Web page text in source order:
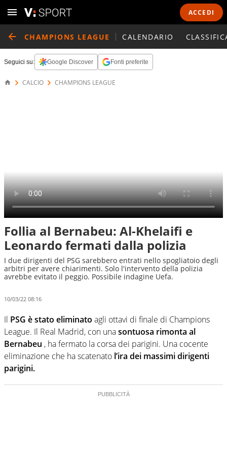
ACCEDI
CHAMPIONS LEAGUE CALENDARIO
Seguici su: Google Discover Fonti preferite
CALCIO CHAMPIONS LEAGUE
Follia al Bernabeu: Al-Khelaifi e
Leonardo fermati dalla polizia
I due dirigenti del PSG sarebbero entrati nello spogliatoio degli
arbitri per avere chiarimenti. Solo l'intervento della polizia
avrebbe evitato il peggio. Possibile indagine Uefa.
10/03/22 08:16
Il PSG è stato eliminato agli ottavi di finale di Champions
League. Il Real Madrid, con unasontuosa rimonta al
Bernabeu , ha fermato la corsa dei parigini. Una cocente
eliminazione che ha scatenato l’ira dei massimi dirigenti
parigini.